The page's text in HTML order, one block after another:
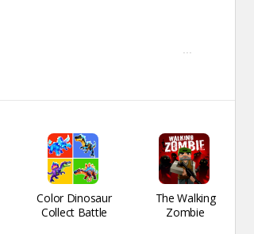
···
Color Dinosaur
Collect Battle
The Walking
Zombie